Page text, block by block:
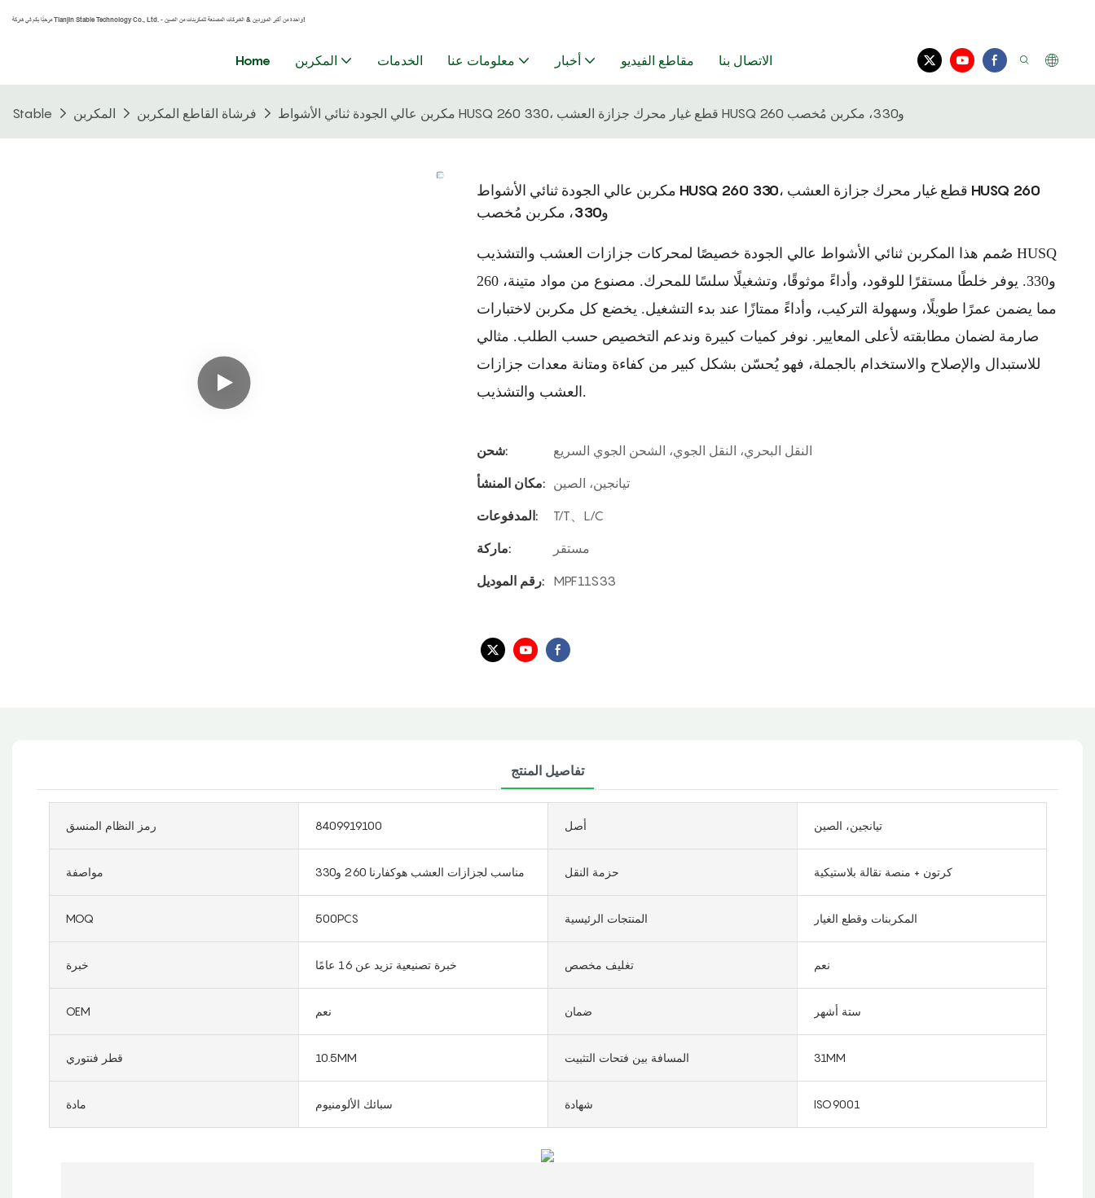
مرحبًا بكم في شركة Tianjin Stable Technology Co., Ltd. - واحدة من أكبر الموردين & الشركات المصنعة للمكربنات من الصين!
Home المكربن الخدمات معلومات عنا أخبار مقاطع الفيديو الاتصال بنا
Stable المكربن فرشاة القاطع المكربن مكربن ​​عالي الجودة ثنائي الأشواط HUSQ 260 330، قطع غيار محرك جزازة العشب HUSQ 260 و330، مكربن ​​مُخصب
مكربن ​​عالي الجودة ثنائي الأشواط HUSQ 260 330، قطع غيار محرك جزازة العشب HUSQ 260
و330، مكربن ​​مُخصب
صُمم هذا المكربن ​​ثنائي الأشواط عالي الجودة خصيصًا لمحركات جزازات العشب والتشذيب HUSQ
260 و330. يوفر خلطًا مستقرًا للوقود، وأداءً موثوقًا، وتشغيلًا سلسًا للمحرك. مصنوع من مواد متينة،
مما يضمن عمرًا طويلًا، وسهولة التركيب، وأداءً ممتازًا عند بدء التشغيل. يخضع كل مكربن ​​لاختبارات
صارمة لضمان مطابقته لأعلى المعايير. نوفر كميات كبيرة وندعم التخصيص حسب الطلب. مثالي
للاستبدال والإصلاح والاستخدام بالجملة، فهو يُحسّن بشكل كبير من كفاءة ومتانة معدات جزازات
العشب والتشذيب.
شحن:
النقل البحري، النقل الجوي، الشحن الجوي السريع
مكان المنشأ: تيانجين، الصين
المدفوعات:
T/T、L/C
ماركة:
مستقر
رقم الموديل: MPF11S33
تفاصيل المنتج
رمز النظام المنسق 8409919100 أصل تيانجين، الصين
مواصفة مناسب لجزازات العشب هوكفارنا 260 و330 حزمة النقل كرتون + منصة نقالة بلاستيكية
MOQ 500PCS المنتجات الرئيسية المكربنات وقطع الغيار
خبرة خبرة تصنيعية تزيد عن 16 عامًا تغليف مخصص نعم
OEM نعم ضمان ستة أشهر
قطر فنتوري 10.5MM المسافة بين فتحات التثبيت 31MM
مادة سبائك الألومنيوم شهادة ISO9001